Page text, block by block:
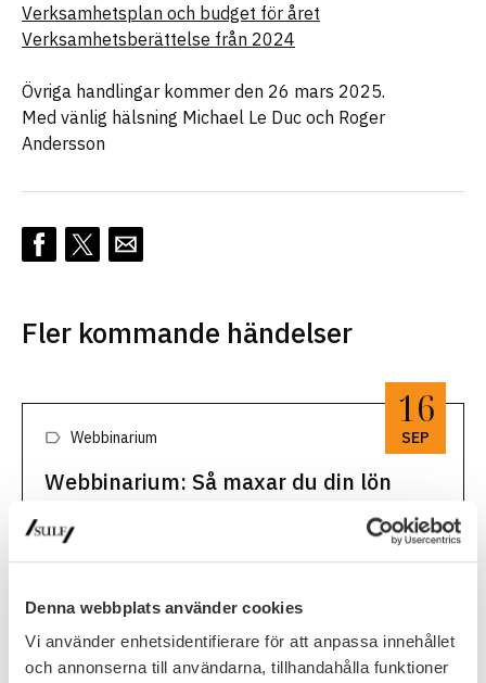
Denna webbplats använder cookies
Vi använder enhetsidentifierare för att anpassa innehållet
och annonserna till användarna, tillhandahålla funktioner
Verksamhetsplan och budget för året
Verksamhetsberättelse från 2024
Övriga handlingar kommer den 26 mars 2025.
Med vänlig hälsning Michael Le Duc och Roger
Andersson
Fler kommande händelser
16
SEP
Webbinarium
Webbinarium: Så maxar du din lön
Välkommen till webbinariet ”Så maxar du din lön! Tips inför,
under och efter ditt lönesamtal.” SULF:s ombudsmän
Mikael Brisslert och Malin Engström delar med sig av sina
här för att …
Läs mer